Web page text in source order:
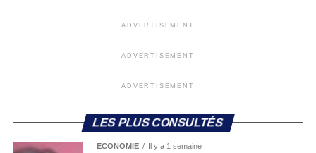
ADVERTISEMENT
ADVERTISEMENT
ADVERTISEMENT
LES PLUS CONSULTÉS
ECONOMIE Il y a 1 semaine